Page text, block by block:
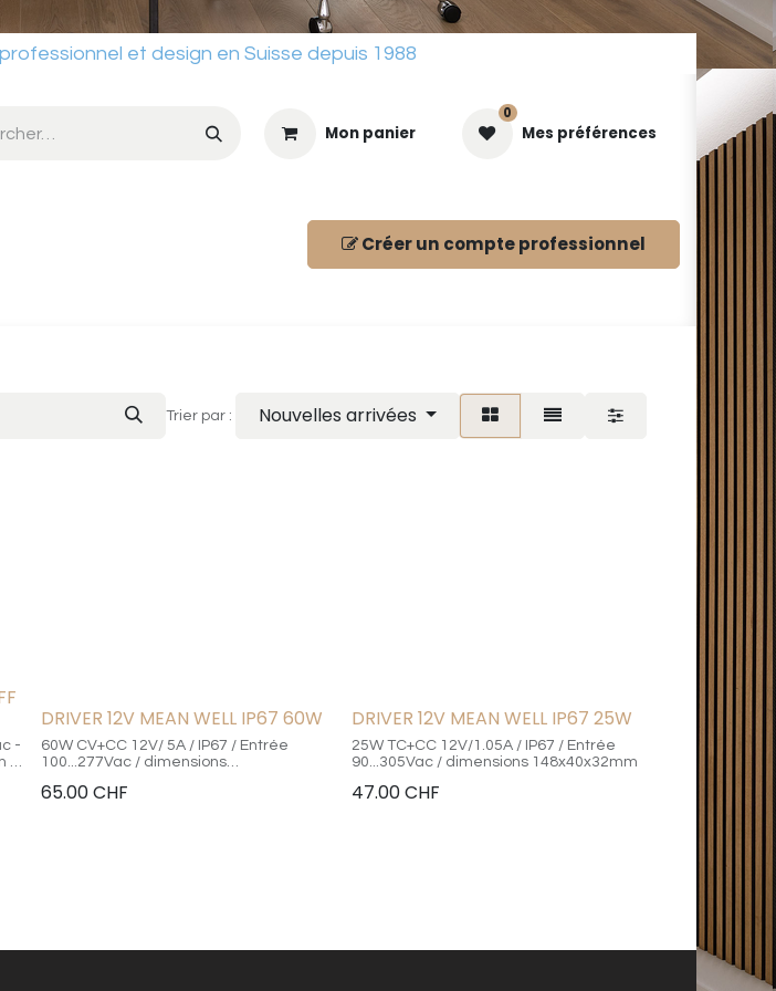
et design en Suisse depuis 1988
Mon panier
0
Mes préférences
Créer un compteprofessionnel
Trier par : Nouvelles arrivées
-
-
DRIVER 12V MEAN WELL IP67 60W
60W CV+CC 12V/ 5A / IP67 / Entrée
100...277Vac / dimensions
65.00CHF
DRIVER 12V MEAN WELL IP67 25W
25W TC+CC 12V/1.05A / IP67 / Entrée
90...305Vac / dimensions 148x40x32mm
47.00CHF